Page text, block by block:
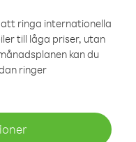
ringa internationella
till låga priser, utan
kan du
ringer